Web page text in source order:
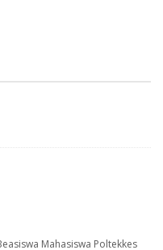
Mahasiswa Poltekkes